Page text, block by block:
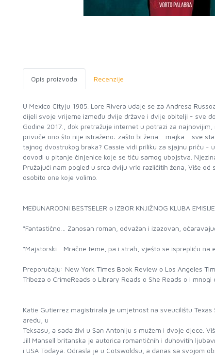
Opis proizvoda Recenzije
U Mexico Cityju 1985. Lore Rivera udaje se za Andresa
dijeli svoje vrijeme između dvije države i dvije obitelji - sve
Godine 2017., dok pretražuje internet u potrazi za
privuče ono što nije istraženo: zašto bi žena - majka - sve
tajnog dvostrukog braka? Cassie vidi priliku za sjajnu priču -
dovodi u pitanje činjenice koje se tiču samog ubojstva.
Pružajući nam pogled u srca dviju vrlo različitih žena, Više
osobito one koje volimo.
MEĐUNARODNI BESTSELER o IZBOR KNJIŽNOG KLUBA
"Fantastično… Zanosan roman, odvažan i izazovan,
"Majstorski… Mračne teme, pa i strah, vješto se isprepliću na
Preporučaju: New York Times Book Review o Los Angeles
Tribeza o CrimeReads o Library Reads o She Reads o i mnogi
Katie Gutierrez magistrirala je umjetnost na sveucilištu
aredu, u
Teksasu, a sada živi u San Antoniju s mužem i dvoje djece.
Jill Mansell britanska je autorica romantičnih i duhovitih